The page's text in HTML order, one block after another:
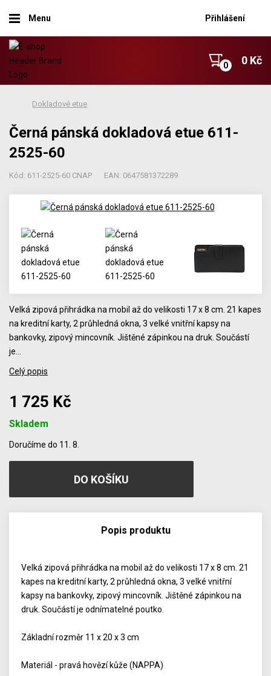
Menu Přihlášení
0 Kč
Dokladové etue
Černá pánská dokladová etue 611-
2525-60
Kód: 611-2525-60 CNAP EAN: 0647581372289
Velká zipová přihrádka na mobil až do velikosti 17 x 8 cm. 21 kapes
na kreditní karty, 2 průhledná okna, 3 velké vnitřní kapsy na
bankovky, zipový mincovník. Jištěné zápinkou na druk. Součástí
je…
Celý popis
1 725 Kč
Skladem
Doručíme do 11. 8.
Popis produktu
Velká zipová přihrádka na mobil až do velikosti 17 x 8 cm. 21
kapes na kreditní karty, 2 průhledná okna, 3 velké vnitřní
kapsy na bankovky, zipový mincovník. Jištěné zápinkou na
druk. Součástí je odnímatelné poutko.
Základní rozměr 11 x 20 x 3 cm
Materiál - pravá hovězí kůže (NAPPA)